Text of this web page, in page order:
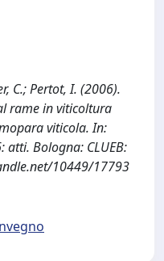
C.; Pertot, I. (2006).
rame in viticoltura
viticola. In:
Bologna: CLUEB:
10449/17793